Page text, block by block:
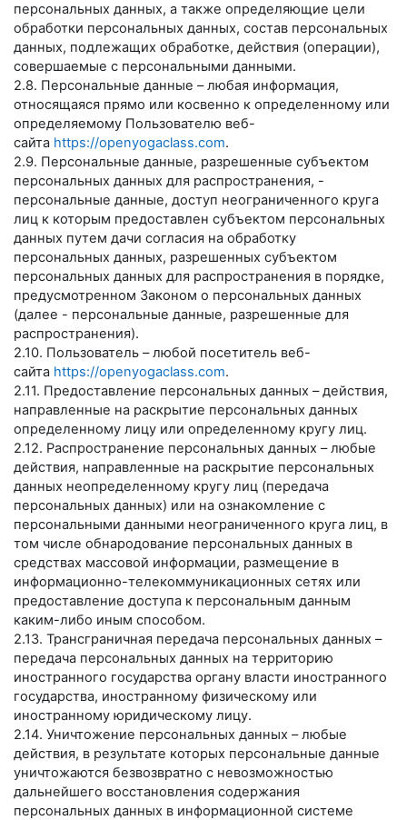
персональных данных, а также определяющие цели
обработки персональных данных, состав персональных
данных, подлежащих обработке, действия (операции),
совершаемые с персональными данными.
2.8. Персональные данные – любая информация,
относящаяся прямо или косвенно к определенному или
определяемому Пользователю веб-
сайта https://openyogaclass.com.
2.9. Персональные данные, разрешенные субъектом
персональных данных для распространения, -
персональные данные, доступ неограниченного круга
лиц к которым предоставлен субъектом персональных
данных путем дачи согласия на обработку
персональных данных, разрешенных субъектом
персональных данных для распространения в порядке,
предусмотренном Законом о персональных данных
(далее - персональные данные, разрешенные для
распространения).
2.10. Пользователь – любой посетитель веб-
сайта https://openyogaclass.com.
2.11. Предоставление персональных данных – действия,
направленные на раскрытие персональных данных
определенному лицу или определенному кругу лиц.
2.12. Распространение персональных данных – любые
действия, направленные на раскрытие персональных
данных неопределенному кругу лиц (передача
персональных данных) или на ознакомление с
персональными данными неограниченного круга лиц, в
том числе обнародование персональных данных в
средствах массовой информации, размещение в
информационно-телекоммуникационных сетях или
предоставление доступа к персональным данным
каким-либо иным способом.
2.13. Трансграничная передача персональных данных –
передача персональных данных на территорию
иностранного государства органу власти иностранного
государства, иностранному физическому или
иностранному юридическому лицу.
2.14. Уничтожение персональных данных – любые
действия, в результате которых персональные данные
уничтожаются безвозвратно с невозможностью
дальнейшего восстановления содержания
персональных данных в информационной системе